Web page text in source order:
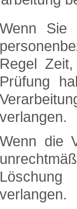
Wenn Sie
Regel
Prüfung
verlangen.
Wenn die
Löschung
verlangen.